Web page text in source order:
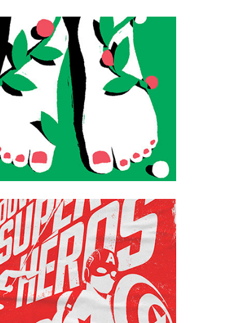
LES BEAUX
JOURS
MARVEL -
SAISON DES
SUPER HÉROS